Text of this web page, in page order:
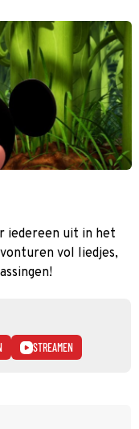
iedereen uit in het
vol liedjes,
STREAMEN